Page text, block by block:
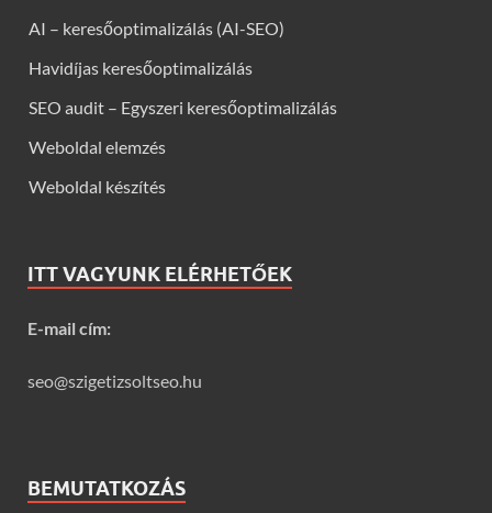
AI – keresőoptimalizálás (AI-SEO)
Havidíjas keresőoptimalizálás
SEO audit – Egyszeri keresőoptimalizálás
Weboldal elemzés
Weboldal készítés
ITT VAGYUNK ELÉRHETŐEK
E-mail cím:
seo@szigetizsoltseo.hu
BEMUTATKOZÁS